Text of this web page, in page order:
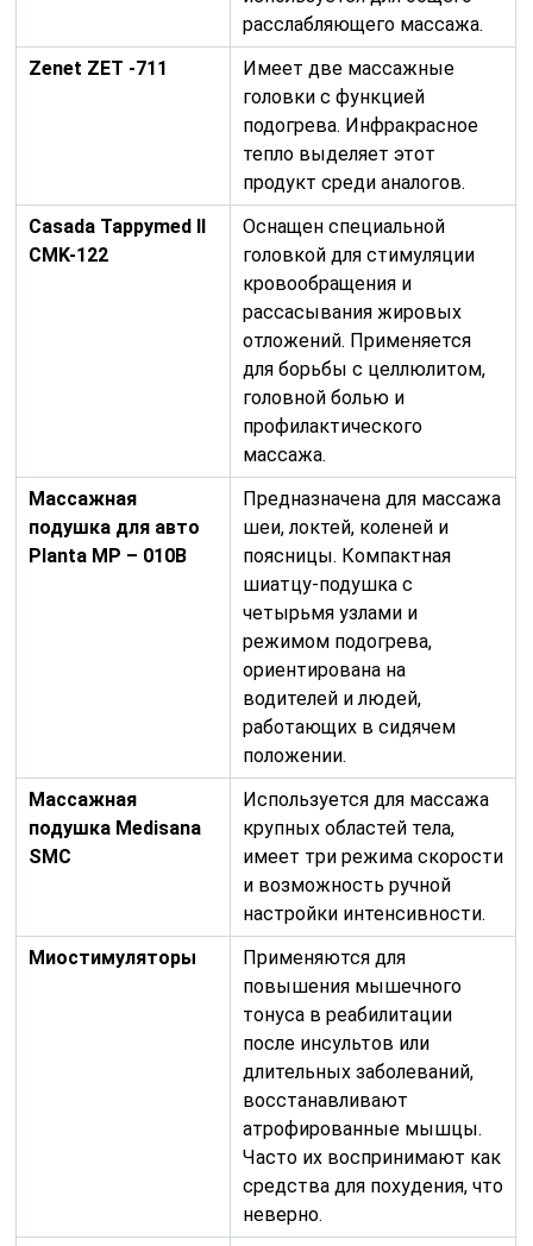
расслабляющего массажа.
Zenet ZET -711
Имеет две массажные
головки с функцией
подогрева. Инфракрасное
тепло выделяет этот
продукт среди аналогов.
Casada Tappymed II
CMK-122
Оснащен специальной
головкой для стимуляции
кровообращения и
рассасывания жировых
отложений. Применяется
для борьбы с целлюлитом,
головной болью и
профилактического
массажа.
Массажная
подушка для авто
Planta MP – 010B
Предназначена для массажа
шеи, локтей, коленей и
поясницы. Компактная
шиатцу-подушка с
четырьмя узлами и
режимом подогрева,
ориентирована на
водителей и людей,
работающих в сидячем
положении.
Массажная
подушка Medisana
SMC
Используется для массажа
крупных областей тела,
имеет три режима скорости
и возможность ручной
настройки интенсивности.
Миостимуляторы
Применяются для
повышения мышечного
тонуса в реабилитации
после инсультов или
длительных заболеваний,
восстанавливают
атрофированные мышцы.
Часто их воспринимают как
средства для похудения, что
неверно.